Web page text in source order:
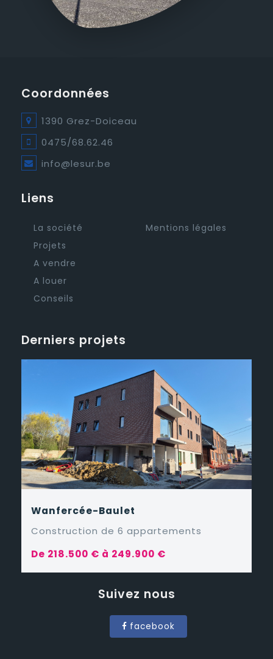
Coordonnées
1390 Grez-Doiceau
0475/68.62.46
info@lesur.be
Liens
La société
Projets
A vendre
A louer
Conseils
Mentions légales
Derniers projets
Wanfercée-Baulet
Construction de 6 appartements
De 218.500 € à 249.900 €
Suivez nous
facebook